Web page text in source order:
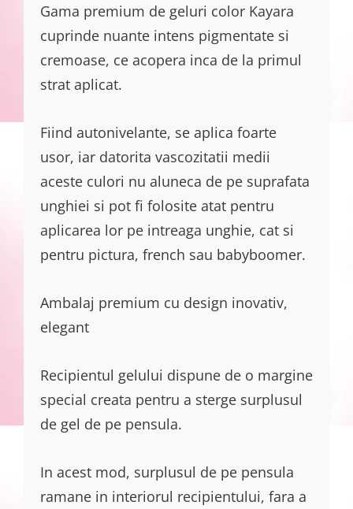
Gama premium de geluri color Kayara
cuprinde nuante intens pigmentate si
cremoase, ce acopera inca de la primul
strat aplicat.
Fiind autonivelante, se aplica foarte
usor, iar datorita vascozitatii medii
aceste culori nu aluneca de pe suprafata
unghiei si pot fi folosite atat pentru
aplicarea lor pe intreaga unghie, cat si
pentru pictura, french sau babyboomer.
Ambalaj premium cu design inovativ,
elegant
Recipientul gelului dispune de o margine
special creata pentru a sterge surplusul
de gel de pe pensula.
In acest mod, surplusul de pe pensula
ramane in interiorul recipientului, fara a